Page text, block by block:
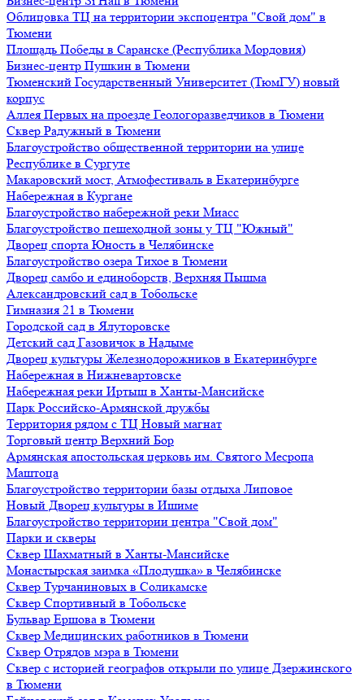
Облицовка ТЦ на территории экспоцентра "Свой дом" в
Тюмени
Площадь Победы в Саранске (Республика Мордовия)
Бизнес-центр Пушкин в Тюмени
Тюменский Государственный Университет (ТюмГУ) новый
корпус
Аллея Первых на проезде Геологоразведчиков в Тюмени
Сквер Радужный в Тюмени
Благоустройство общественной территории на улице
Республике в Сургуте
Макаровский мост, Атмофестиваль в Екатеринбурге
Набережная в Кургане
Благоустройство набережной реки Миасс
Благоустройство пешеходной зоны у ТЦ "Южный"
Дворец спорта Юность в Челябинске
Благоустройство озера Тихое в Тюмени
Дворец самбо и единоборств, Верхняя Пышма
Александровский сад в Тобольске
Гимназия 21 в Тюмени
Городской сад в Ялуторовске
Детский сад Газовичок в Надыме
Дворец культуры Железнодорожников в Екатеринбурге
Набережная в Нижневартовске
Набережная реки Иртыш в Ханты-Мансийске
Парк Российско-Армянской дружбы
Территория рядом с ТЦ Новый магнат
Торговый центр Верхний Бор
Армянская апостольская церковь им. Святого Месропа
Маштоца
Благоустройство территории базы отдыха Липовое
Нoвый Двoрeц культуры в Ишимe
Благоустройство территории центра "Свой дом"
Парки и скверы
Сквер Шахматный в Ханты-Мансийске
Монастырская заимка «Плодушка» в Челябинске
Сквер Турчаниновых в Соликамске
Сквер Спортивный в Тобольске
Бульвар Ершова в Тюмени
Сквер Медицинских работников в Тюмени
Сквер Отрядов мэра в Тюмени
Сквер с историей географов открыли по улице Дзержинского
в Тюмени